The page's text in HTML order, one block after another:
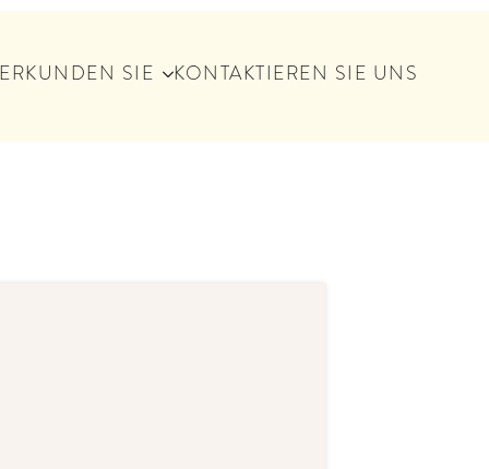
ERKUNDEN SIE KONTAKTIEREN SIE UNS